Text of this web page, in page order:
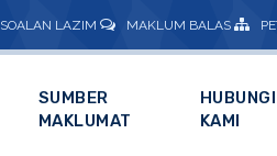
SOALAN LAZIM MAKLUM BALAS
SUMBER
MAKLUMAT
HUBUNGI
KAMI